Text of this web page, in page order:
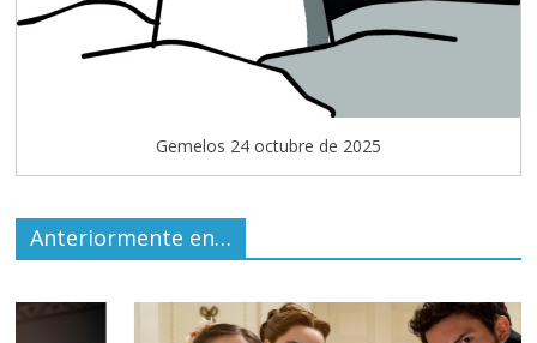
Gemelos 24 octubre de 2025
Anteriormente en…